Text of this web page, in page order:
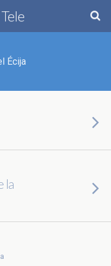
Écija
la